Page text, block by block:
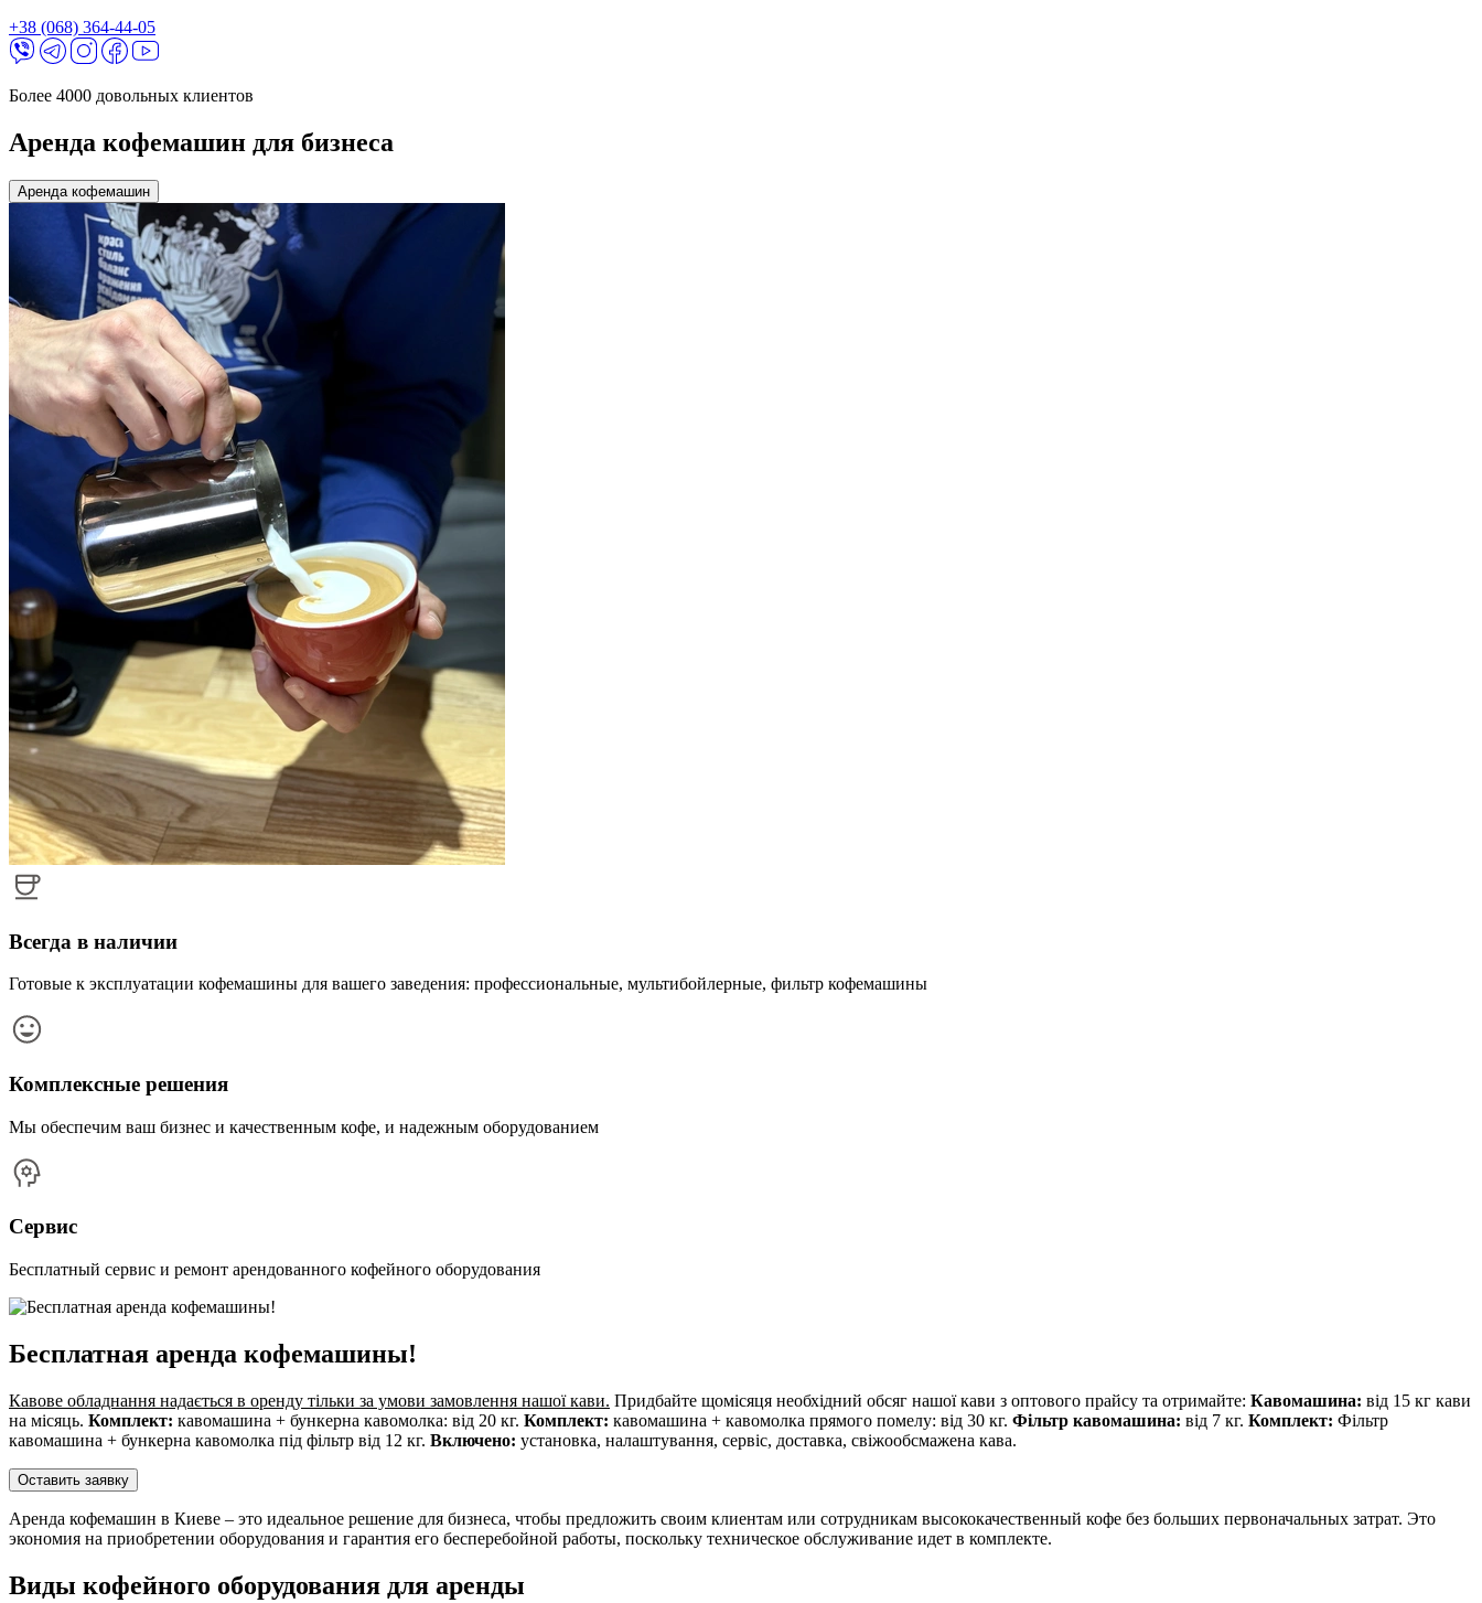
+38 (068) 364-44-05
Более 4000 довольных клиентов
Аренда кофемашин для бизнеса
Аренда кофемашин
Всегда в наличии
Готовые к эксплуатации кофемашины для вашего заведения: профессиональные, мультибойлерные, фильтр кофемашины
Комплексные решения
Мы обеспечим ваш бизнес и качественным кофе, и надежным оборудованием
Сервис
Бесплатный сервис и ремонт арендованного кофейного оборудования
Бесплатная аренда кофемашины!
Кавове обладнання надається в оренду тільки за умови замовлення нашої кави. Придбайте щомісяця необхідний обсяг нашої кави з оптового прайсу та отримайте: Кавомашина: від 15 кг кави
на місяць. Комплект: кавомашина + бункерна кавомолка: від 20 кг. Комплект: кавомашина + кавомолка прямого помелу: від 30 кг. Фільтр кавомашина: від 7 кг. Комплект: Фільтр
кавомашина + бункерна кавомолка під фільтр від 12 кг. Включено: установка, налаштування, сервіс, доставка, свіжообсмажена кава.
Оставить заявку
Аренда кофемашин в Киеве – это идеальное решение для бизнеса, чтобы предложить своим клиентам или сотрудникам высококачественный кофе без больших первоначальных затрат. Это
экономия на приобретении оборудования и гарантия его бесперебойной работы, поскольку техническое обслуживание идет в комплекте.
Виды кофейного оборудования для аренды